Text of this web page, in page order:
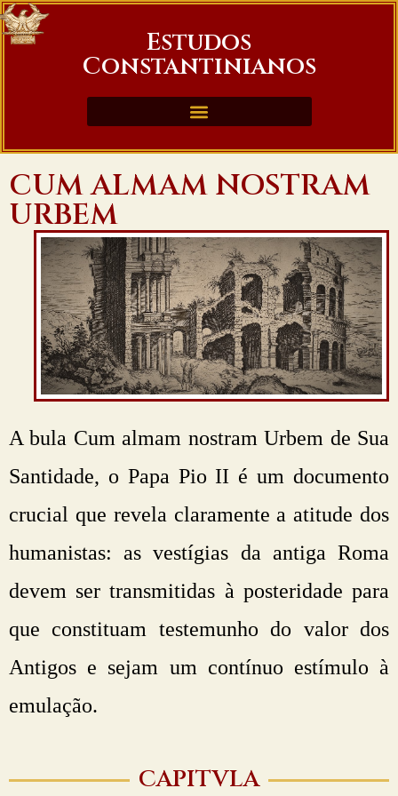
Estudos
Constantinianos
CUM ALMAM NOSTRAM
URBEM
A bula Cum almam nostram Urbem de Sua
Santidade, o Papa Pio II é um documento
crucial que revela claramente a atitude dos
humanistas: as vestígias da antiga Roma
devem ser transmitidas à posteridade para
que constituam testemunho do valor dos
Antigos e sejam um contínuo estímulo à
emulação.
CAPITVLA